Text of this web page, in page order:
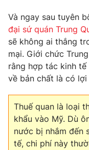
Chuyên mục khác
Emagazine
Photo
Video
VTV Money
Và ngay sau tuyên
đại sứ quán Trung
sẽ không ai thắng
mại. Giới chức
rằng hợp tác kinh
về bản chất là có lợi
Thuế quan là loại
khẩu vào Mỹ. Dù
nước bị nhắm đến
tế, chi phí này